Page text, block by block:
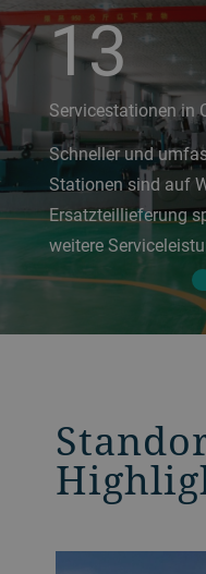
13
Servicestationen in
Schneller und
Stationen sind auf
Ersatzteillieferung
weitere